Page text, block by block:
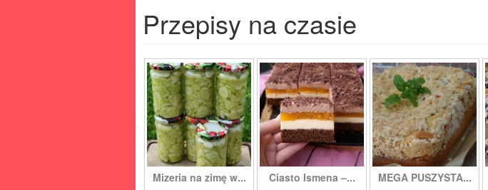
Przepisy na czasie
Mizeria na zimę w... Ciasto Ismena –... MEGA PUSZYSTA...